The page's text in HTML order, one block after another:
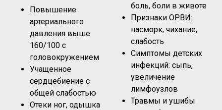
Повышение
артериального
давления выше
160/100 с
головокружением
Учащенное
сердцебиение с
общей слабостью
Отеки ног, одышка
боль, боли в животе
Признаки ОРВИ:
насморк, чихание,
слабость
Симптомы детских
инфекций: сыпь,
увеличение
лимфоузлов
Травмы и ушибы